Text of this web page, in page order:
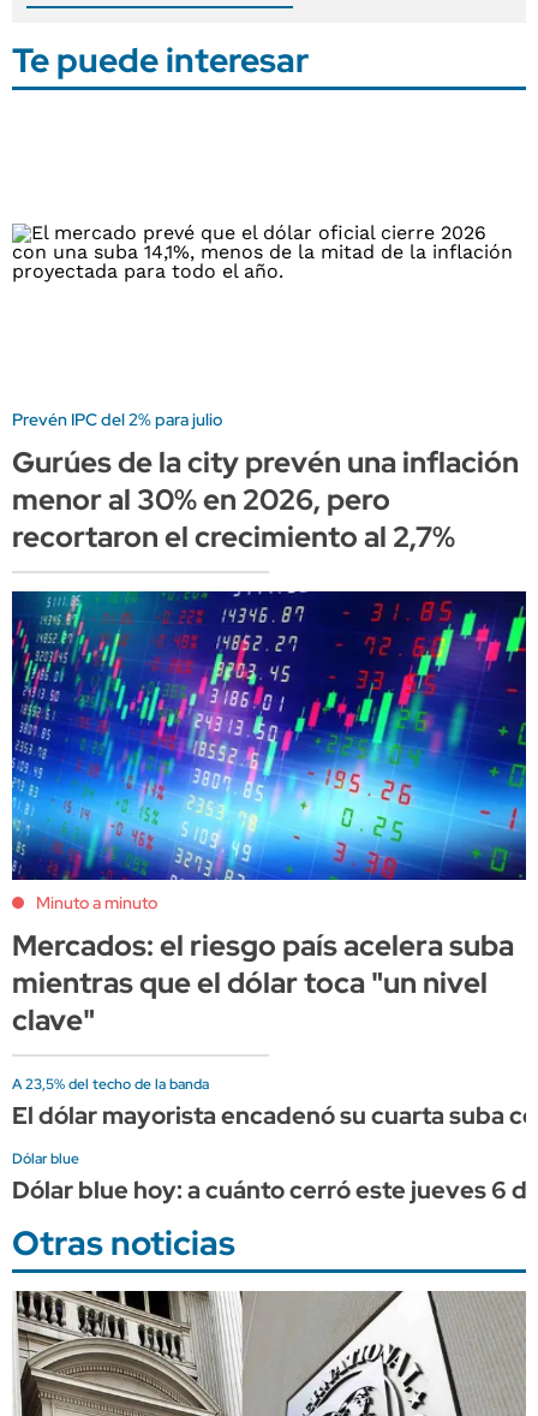
Te puede interesar
Prevén IPC del 2% para julio
Gurúes de la city prevén una inflación
menor al 30% en 2026, pero
recortaron el crecimiento al 2,7%
Minuto a minuto
Mercados: el riesgo país acelera suba
mientras que el dólar toca "un nivel
clave"
A 23,5% del techo de la banda
El dólar mayorista encadenó su cuarta suba
Dólar blue
Dólar blue hoy: a cuánto cerró este jueves 6
Otras noticias